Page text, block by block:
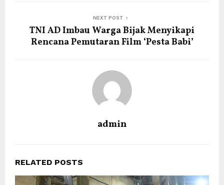
NEXT POST
TNI AD Imbau Warga Bijak Menyikapi
Rencana Pemutaran Film ‘Pesta Babi’
admin
RELATED POSTS